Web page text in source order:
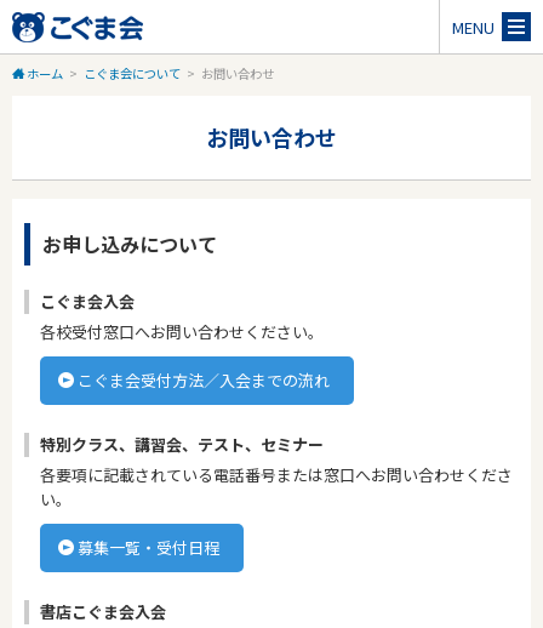
MENU
ホーム > こぐま会について > お問い合わせ
お問い合わせ
お申し込みについて
こぐま会入会
各校受付窓口へお問い合わせください。
こぐま会受付方法／入会までの流れ
特別クラス、講習会、テスト、セミナー
各要項に記載されている電話番号または窓口へお問い合わせくださ
い。
募集一覧・受付日程
書店こぐま会入会